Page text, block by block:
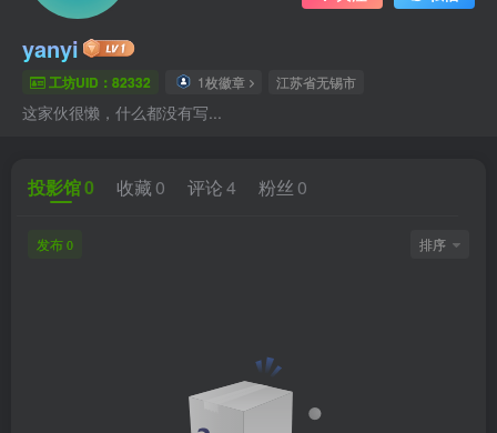
yanyi
工坊UID：82332 1枚徽章 江苏省无锡市
这家伙很懒，什么都没有写...
投影馆0 收藏 0 评论4 粉丝 0
发布 0 排序